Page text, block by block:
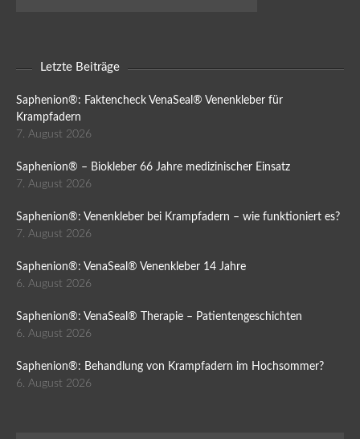
Letzte Beiträge
Saphenion®: Faktencheck VenaSeal® Venenkleber für
Krampfadern
7. August 2026
Saphenion® – Biokleber 66 Jahre medizinischer Einsatz
7. August 2026
Saphenion®: Venenkleber bei Krampfadern – wie funktioniert es?
7. August 2026
Saphenion®: VenaSeal® Venenkleber 14 Jahre
6. August 2026
Saphenion®: VenaSeal® Therapie – Patientengeschichten
6. August 2026
Saphenion®: Behandlung von Krampfadern im Hochsommer?
6. August 2026